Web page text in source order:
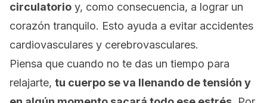
circulatorio y, como consecuencia, a lograr un
corazón tranquilo. Esto ayuda a evitar accidentes
cardiovasculares y cerebrovasculares.
Piensa que cuando no te das un tiempo para
relajarte, tu cuerpo se va llenando de tensión y